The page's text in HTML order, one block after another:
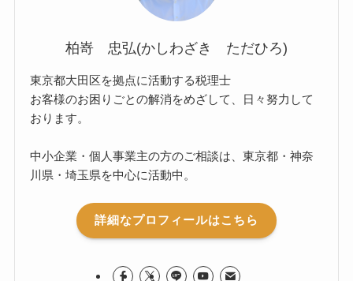
柏嵜 忠弘(かしわざき ただひろ)
東京都大田区を拠点に活動する税理士
お客様のお困りごとの解消をめざして、日々努力して
おります。
中小企業・個人事業主の方のご相談は、東京都・神奈
川県・埼玉県を中心に活動中。
詳細なプロフィールはこちら